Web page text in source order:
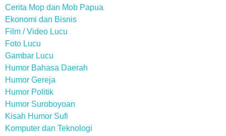
Cerita Mop dan Mob Papua
Ekonomi dan Bisnis
Film / Video Lucu
Foto Lucu
Gambar Lucu
Humor Bahasa Daerah
Humor Gereja
Humor Politik
Humor Suroboyoan
Kisah Humor Sufi
Komputer dan Teknologi